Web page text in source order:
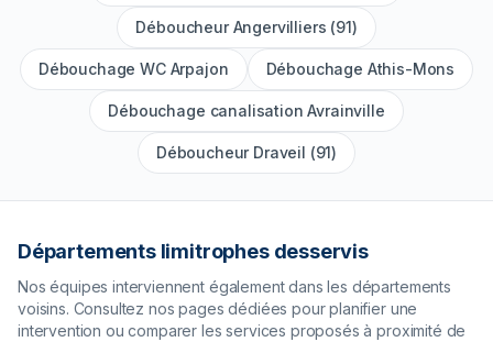
Déboucheur Angervilliers (91)
Débouchage WC Arpajon Débouchage Athis-Mons
Débouchage canalisation Avrainville
Déboucheur Draveil (91)
Départements limitrophes desservis
Nos équipes interviennent également dans les départements
voisins. Consultez nos pages dédiées pour planifier une
intervention ou comparer les services proposés à proximité de